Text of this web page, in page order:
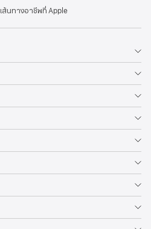
เส้นทางอาชีพที่ Apple